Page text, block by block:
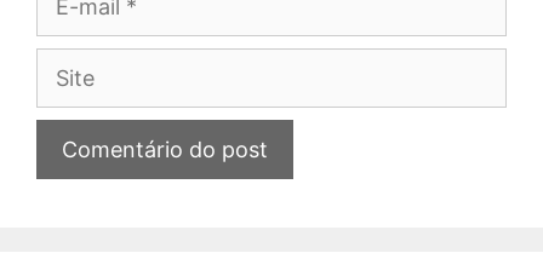
Site